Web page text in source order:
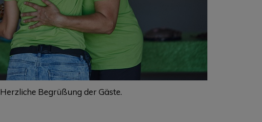
Herzliche Begrüßung der Gäste.